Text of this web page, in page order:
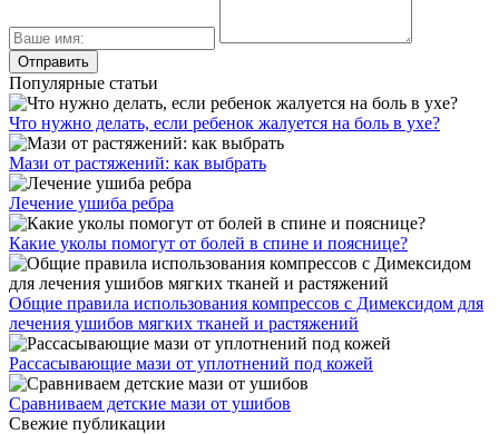
Популярные статьи
Что нужно делать, если ребенок жалуется на боль в ухе?
Мази от растяжений: как выбрать
Лечение ушиба ребра
Какие уколы помогут от болей в спине и пояснице?
Общие правила использования компрессов с Димексидом для
лечения ушибов мягких тканей и растяжений
Рассасывающие мази от уплотнений под кожей
Сравниваем детские мази от ушибов
Свежие публикации